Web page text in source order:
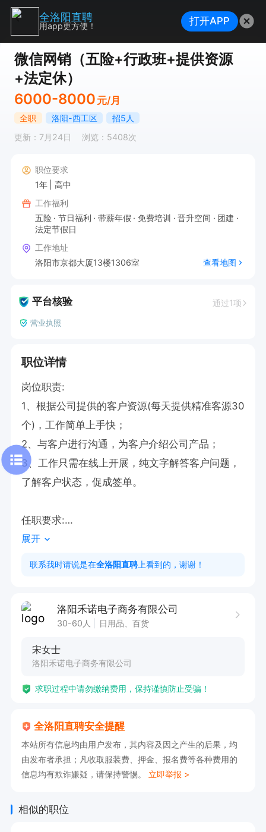
微信网销（五险+行政班+提供资源
+法定休）
6000-8000 元/月
全职 洛阳-西工区
招5人
更新：7月24日
浏览：5408次
职位要求
1年
高中
工作福利
五险
节日福利 带薪年假 免费培训 晋升空间
团建
法定节假日
工作地址
洛阳市京都大厦13楼1306室
查看地图
平台核验 通过1项
营业执照
职位详情
岗位职责:
1、根据公司提供的客户资源(每天提供精准客源30
个)，工作简单上手快；
2、与客户进行沟通，为客户介绍公司产品；
3、工作只需在线上开展，纯文字解答客户问题，
了解客户状态，促成签单。
任职要求:
1、热爱销售工作，有较强的事业心，勇于挑战高
薪(有网销经验者优先)；
3、35岁以下，优秀可适当放宽。
工作时间:
周日固定单休，节假日休息!!!
薪资结构:
底薪3000+阶梯式高提成+奖金红包、周奖励、月
奖励
综合薪资6000+没啥问题，我们销售大部分人综合
展开
联系我时请说是在全洛阳直聘 上看到的，谢谢！
洛阳禾诺电子商务有限公司
30-60人 日用品、百货
宋女士
洛阳禾诺电子商务有限公司
求职过程中请勿缴纳费用，保持谨慎防止受骗！
全洛阳直聘安全提醒
本站所有信息均由用户发布，其内容及因之产生的后果，均
由发布者承担；凡收取服装费、押金、报名费等各种费用的
信息均有欺诈嫌疑，请保持警惕。 立即举报 >
相似的职位
全洛阳直聘
用app更方便！ 打开APP